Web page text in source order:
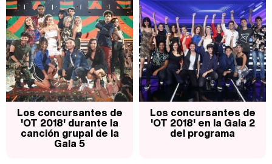
Manu Baqueiro: "Tuve como referente a Bruce Willis en 'Luz de Luna' para mi trabajo en la serie 'Perdiendo el juicio'"
Magdalena de Suecia responde a las críticas y explica por qué le han permitido lanzar su propio negocio
Los concursantes de
'OT 2018' durante la
canción grupal de la
Gala 5
Los concursantes de
'OT 2018' en la Gala 2
del programa